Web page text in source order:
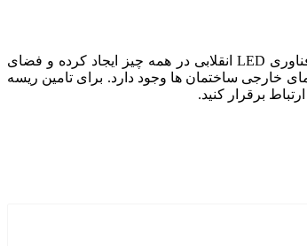
مفاهیم طراحی داخلی همیشه تحت تأثیر نورپردازی بوده اند. با این حال، طراحی خارجی تا مدت زیادی از نورپردازی مناسب محروم بوده است. امروزه فناوری LED انقلابی در همه چیز ایجاد کرده و فضای
خارجی ساختمان ها وجود دارد. برای تامین ریسه
ارتباط برقرار کنید.